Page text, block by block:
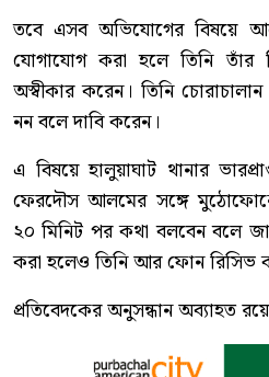
তবে এসব অভিযোগের বিষয়ে
যোগাযোগ করা হলে তিনি
অস্বীকার করেন। তিনি
নন বলে দাবি করেন।
এ বিষয়ে হালুয়াঘাট থানার
ফেরদৌস আলমের সঙ্গে
২০ মিনিট পর কথা বলবেন বলে
করা হলেও তিনি আর ফোন রিসিভ
প্রতিবেদকের অনুসন্ধান অব্যাহত